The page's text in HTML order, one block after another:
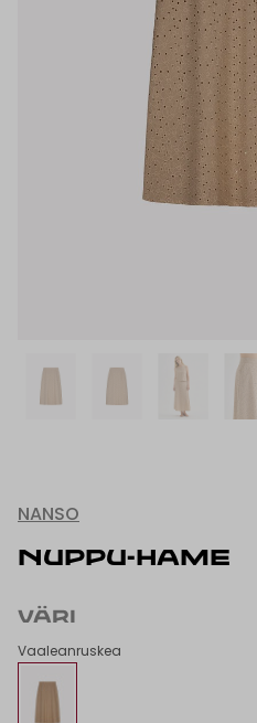
NANSO
NUPPU-HAME
VÄRI
Vaaleanruskea